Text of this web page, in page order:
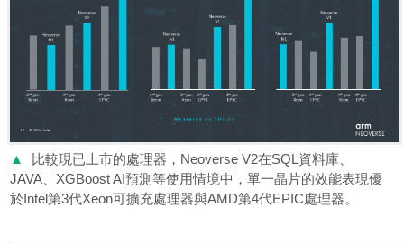
▲
比較現已上市的處理器，Neoverse V2在SQL資料庫、
JAVA、XGBoost AI預測等使用情境中，單一晶片的效能表現優
於Intel第3代Xeon可擴充處理器與AMD第4代EPIC處理器。